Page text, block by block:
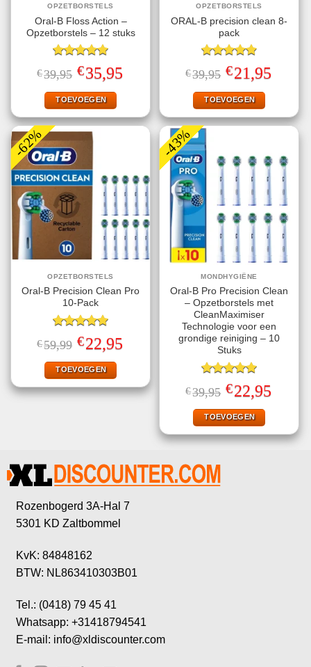
OPZETBORSTELS
Oral-B Floss Action –
Opzetborstels – 12 stuks
Gewaardeerd
5.00uit 5
€39,95 Oorspronkelijke
prijs
was:
€39,95.
€35,95prijs
TOEVOEGEN
OPZETBORSTELS
ORAL-B precision clean 8-
pack
Gewaardeerd
4.91uit 5
€39,95 Oorspronkelijke
prijs
was:
€39,95.
€21,95prijs
TOEVOEGEN
-62%
OPZETBORSTELS
Oral-B Precision Clean Pro
10-Pack
Gewaardeerd
5.00uit 5
€59,99 Oorspronkelijke
prijs
was:
€59,99.
€22,95prijs
TOEVOEGEN
-43%
MONDHYGIËNE
Oral-B Pro Precision Clean
– Opzetborstels met
CleanMaximiser
Technologie voor een
grondige reiniging – 10
Stuks
Gewaardeerd
5.00uit 5
€39,95 Oorspronkelijke
prijs
was:
€39,95.
€22,95prijs
TOEVOEGEN
Rozenbogerd 3A-Hal 7
5301 KD Zaltbommel
KvK: 84848162
BTW: NL863410303B01
Tel.: (0418) 79 45 41
Whatsapp: +31418794541
E-mail: info@xldiscounter.com